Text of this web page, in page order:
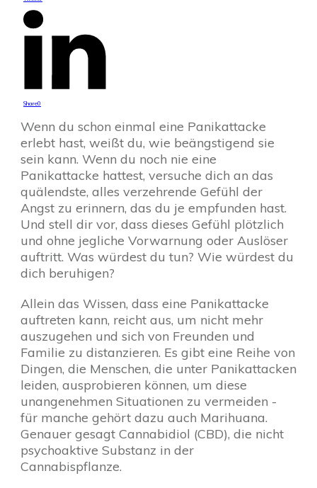
Share0
Wenn du schon einmal eine Panikattacke
erlebt hast, weißt du, wie beängstigend sie
sein kann. Wenn du noch nie eine
Panikattacke hattest, versuche dich an das
quälendste, alles verzehrende Gefühl der
Angst zu erinnern, das du je empfunden hast.
Und stell dir vor, dass dieses Gefühl plötzlich
und ohne jegliche Vorwarnung oder Auslöser
auftritt. Was würdest du tun? Wie würdest du
dich beruhigen?
Allein das Wissen, dass eine Panikattacke
auftreten kann, reicht aus, um nicht mehr
auszugehen und sich von Freunden und
Familie zu distanzieren. Es gibt eine Reihe von
Dingen, die Menschen, die unter Panikattacken
leiden, ausprobieren können, um diese
unangenehmen Situationen zu vermeiden -
für manche gehört dazu auch Marihuana.
Genauer gesagt Cannabidiol (CBD), die nicht
psychoaktive Substanz in der
Cannabispflanze.